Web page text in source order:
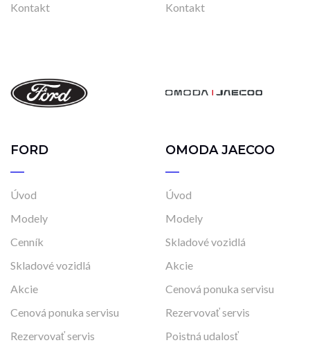
Kontakt
Kontakt
FORD
Úvod
Modely
Cenník
Skladové vozidlá
Akcie
Cenová ponuka servisu
Rezervovať servis
OMODA JAECOO
Úvod
Modely
Skladové vozidlá
Akcie
Cenová ponuka servisu
Rezervovať servis
Poistná udalosť